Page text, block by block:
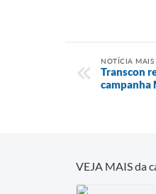
NOTÍCIA MAIS
Transcon
campanha
VEJA MAIS da